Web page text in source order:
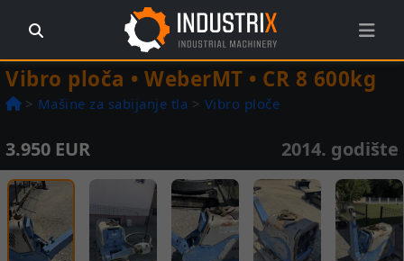
Vibro ploča • WeberMT • CR 8 600kg
> Mašine za sabijanje tla > Vibro ploče
3.950 EUR 2014. godište
1 / 15
Prethodna